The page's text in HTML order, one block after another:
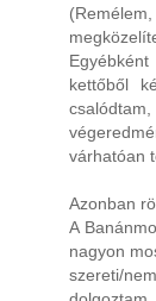
kettőből
várhatóan
Azonban
A
nagyon
szereti/